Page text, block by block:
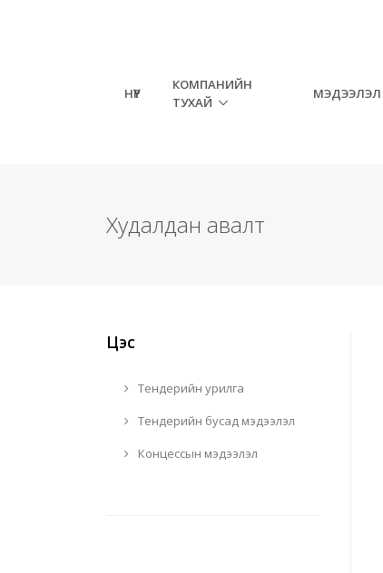
НҮҮР
КОМПАНИЙН
ТУХАЙ
МЭДЭЭЛЭЛ
Худалдан авалт
Цэс
Тендерийн урилга
Тендерийн бусад мэдээлэл
Концессын мэдээлэл